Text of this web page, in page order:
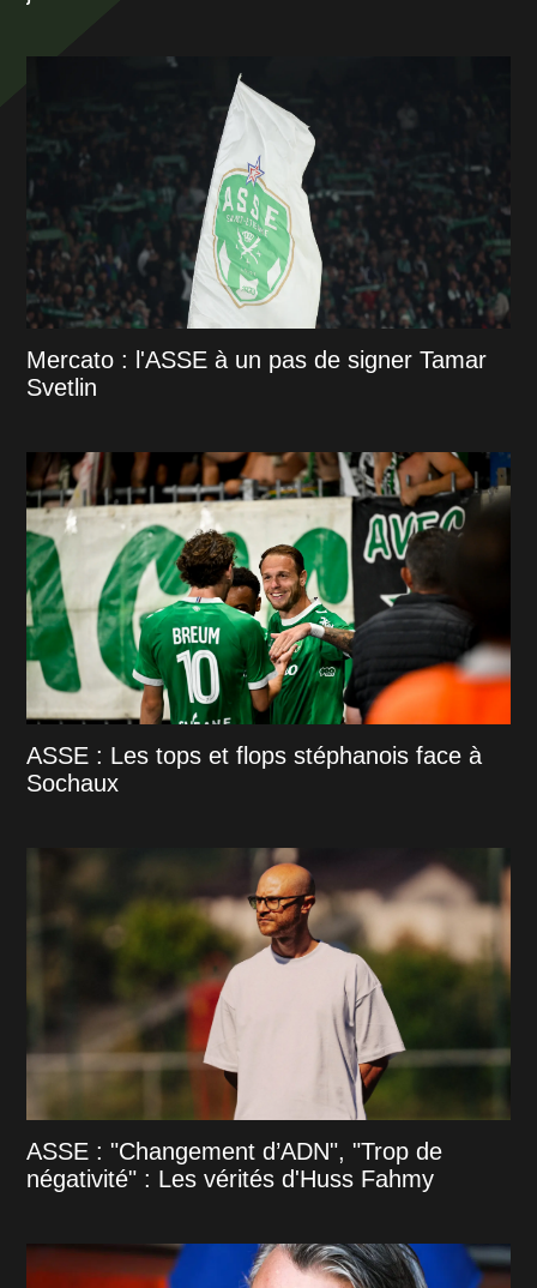
Mercato : l'ASSE à un pas de signer Tamar
Svetlin
ASSE : Les tops et flops stéphanois face à
Sochaux
ASSE : "Changement d’ADN", "Trop de
négativité" : Les vérités d'Huss Fahmy